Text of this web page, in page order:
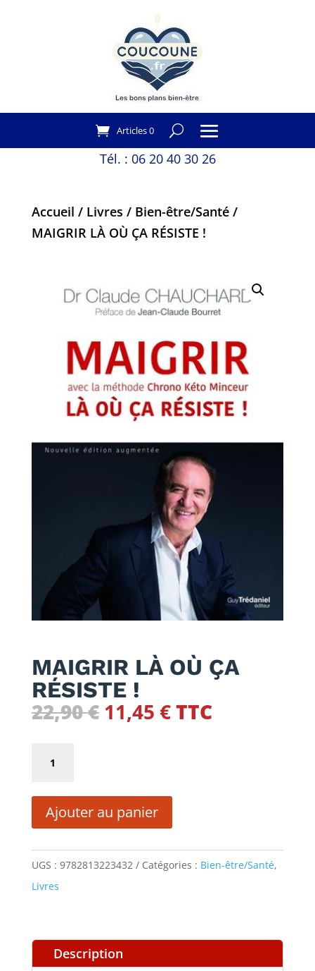
Articles 0
Tél. : 06 20 40 30 26
Accueil / Livres / Bien-être/Santé/
MAIGRIR LÀ OÙ ÇA RÉSISTE !
MAIGRIR LÀ OÙ ÇA
RÉSISTE !
22,90€ Le
22,90 €.
11,45 €Le
11,45 €.
TTC
MAIGRIR
ÇA
RÉSISTE
Ajouter au panier
UGS : 9782813223432 Catégories : Bien-être/Santé,
Livres
Description